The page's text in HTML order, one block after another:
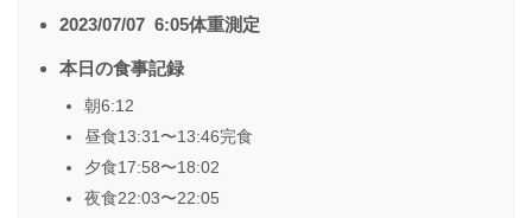
2023/07/07 6:05体重測定
本日の食事記録
朝6:12
昼食13:31〜13:46完食
夕食17:58〜18:02
夜食22:03〜22:05